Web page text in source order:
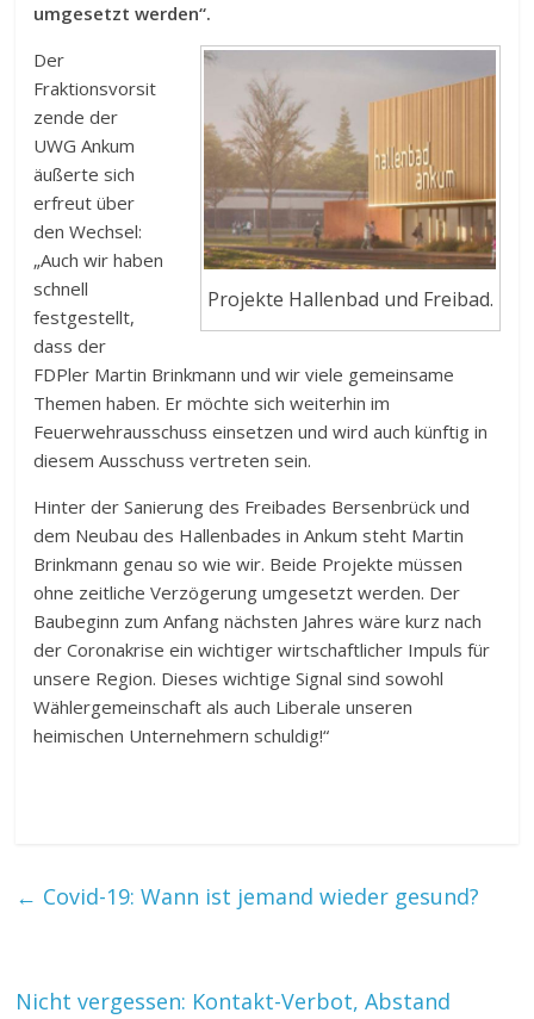
umgesetzt werden“.
Projekte Hallenbad und Freibad.
Der
Fraktionsvorsit
zende der
UWG Ankum
äußerte sich
erfreut über
den Wechsel:
„Auch wir haben
schnell
festgestellt,
dass der
FDPler Martin Brinkmann und wir viele gemeinsame
Themen haben. Er möchte sich weiterhin im
Feuerwehrausschuss einsetzen und wird auch künftig in
diesem Ausschuss vertreten sein.
Hinter der Sanierung des Freibades Bersenbrück und
dem Neubau des Hallenbades in Ankum steht Martin
Brinkmann genau so wie wir. Beide Projekte müssen
ohne zeitliche Verzögerung umgesetzt werden. Der
Baubeginn zum Anfang nächsten Jahres wäre kurz nach
der Coronakrise ein wichtiger wirtschaftlicher Impuls für
unsere Region. Dieses wichtige Signal sind sowohl
Wählergemeinschaft als auch Liberale unseren
heimischen Unternehmern schuldig!“
← Covid-19: Wann ist jemand wieder gesund?
Nicht vergessen: Kontakt-Verbot, Abstand